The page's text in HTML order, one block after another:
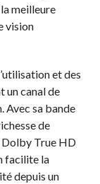
meilleure
vision
et des
un canal de
Avec sa bande
de
Dolby True HD
facilite la
depuis un